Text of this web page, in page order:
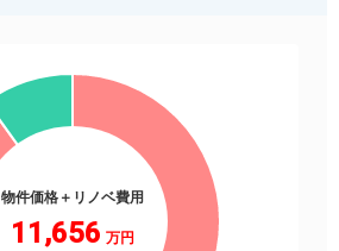
物件価格＋リノベ費用
11,656